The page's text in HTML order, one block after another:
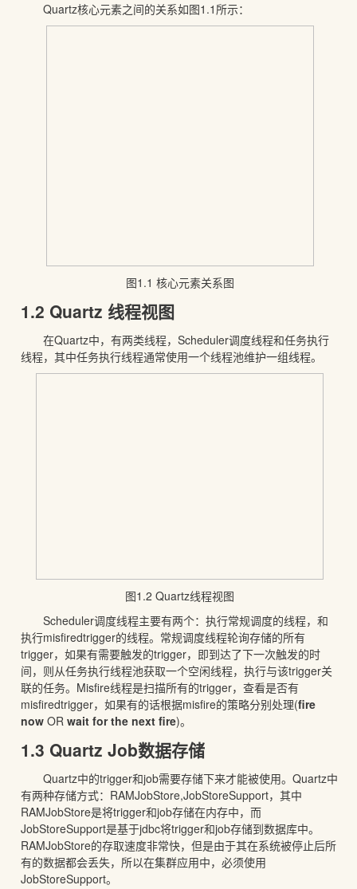
Quartz核心元素之间的关系如图1.1所示：
图1.1 核心元素关系图
1.2 Quartz 线程视图
在Quartz中，有两类线程，Scheduler调度线程和任务执行
线程，其中任务执行线程通常使用一个线程池维护一组线程。
图1.2 Quartz线程视图
Scheduler调度线程主要有两个：执行常规调度的线程，和
执行misfiredtrigger的线程。常规调度线程轮询存储的所有
trigger，如果有需要触发的trigger，即到达了下一次触发的时
间，则从任务执行线程池获取一个空闲线程，执行与该trigger关
联的任务。Misfire线程是扫描所有的trigger，查看是否有
misfiredtrigger，如果有的话根据misfire的策略分别处理(fire
now ORwait for the next fire)。
1.3 Quartz Job数据存储
Quartz中的trigger和job需要存储下来才能被使用。Quartz中
有两种存储方式：RAMJobStore,JobStoreSupport，其中
RAMJobStore是将trigger和job存储在内存中，而
JobStoreSupport是基于jdbc将trigger和job存储到数据库中。
RAMJobStore的存取速度非常快，但是由于其在系统被停止后所
有的数据都会丢失，所以在集群应用中，必须使用
JobStoreSupport。